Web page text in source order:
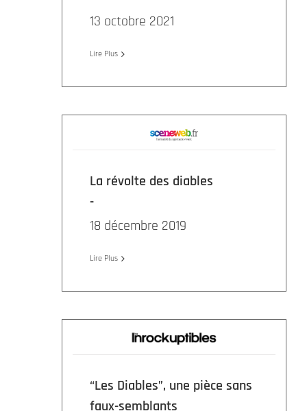
13 octobre 2021
Lire Plus
La révolte des diables
18 décembre 2019
Lire Plus
“Les Diables”, une pièce sans
faux-semblants